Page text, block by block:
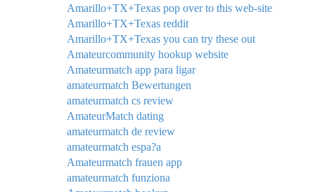
Amarillo+TX+Texas pop over to this web-site
Amarillo+TX+Texas reddit
Amarillo+TX+Texas you can try these out
Amateurcommunity hookup website
Amateurmatch app para ligar
amateurmatch Bewertungen
amateurmatch cs review
AmateurMatch dating
amateurmatch de review
amateurmatch espa?a
Amateurmatch frauen app
amateurmatch funziona